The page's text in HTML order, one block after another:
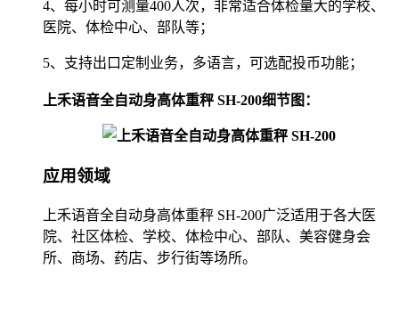
4、每小时可测量400人次，非常适合体检量大的学校、
医院、体检中心、部队等；
5、支持出口定制业务，多语言，可选配投币功能；
上禾语音全自动身高体重秤 SH-200细节图：
应用领域
上禾语音全自动身高体重秤 SH-200广泛适用于各大医
院、社区体检、学校、体检中心、部队、美容健身会
所、商场、药店、步行街等场所。